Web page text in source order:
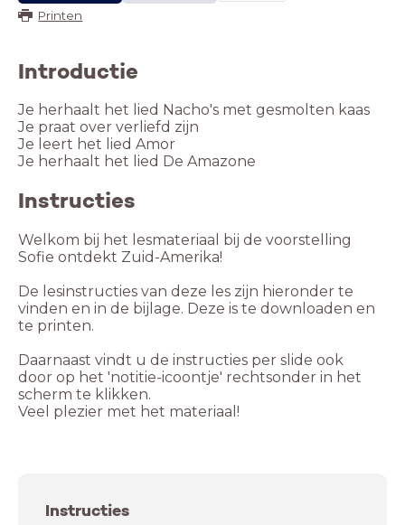
Printen
Introductie
Je herhaalt het lied Nacho's met gesmolten kaas
Je praat over verliefd zijn
Je leert het lied Amor
Je herhaalt het lied De Amazone
Instructies
Welkom bij het lesmateriaal bij de voorstelling
Sofie ontdekt Zuid-Amerika!
De lesinstructies van deze les zijn hieronder te
vinden en in de bijlage. Deze is te downloaden en
Daarnaast vindt u de instructies per slide ook
door op het 'notitie-icoontje' rechtsonder in het
Veel plezier met het materiaal!
Instructies